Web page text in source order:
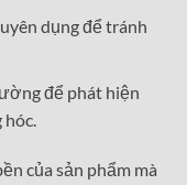
dụng để tránh
để phát hiện
của sản phẩm mà